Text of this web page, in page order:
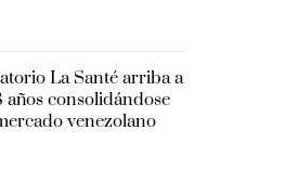
La Santé arriba a
años consolidándose
venezolano